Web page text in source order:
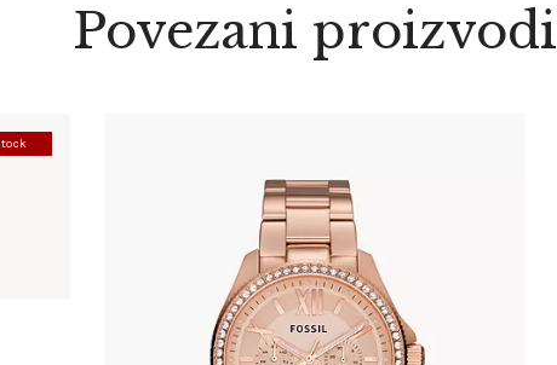
Povezani proizvodi
FOSSIL AM4483